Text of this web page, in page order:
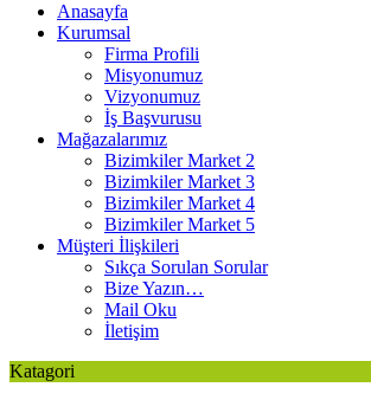
Anasayfa
Kurumsal
Firma Profili
Misyonumuz
Vizyonumuz
İş Başvurusu
Mağazalarımız
Bizimkiler Market 2
Bizimkiler Market 3
Bizimkiler Market 4
Bizimkiler Market 5
Müşteri İlişkileri
Sıkça Sorulan Sorular
Bize Yazın…
Mail Oku
İletişim
Katagori